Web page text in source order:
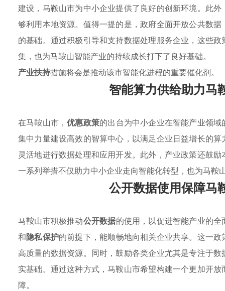
建设，马鞍山市为中小企业提供了良好的创新环境。此
够利用本地资源。值得一提的是，政府全面开放公共数
的基础。通过积极引导和支持数据处理服务企业，这些
集，也为马鞍山智能产业的持续成长打下了良好基础。
产业扶持措施将会是推动该市智能化进程的重要催化剂。
智能算力供给助力马
在马鞍山市，优惠政策的出台为中小企业在智能产业领
集中力量建设高效的智算中心，以满足企业日益增长的
灵活地进行数据处理和应用开发。此外，产业政策还鼓
一系列举措不仅助力中小企业走向智能化转型，也为马
公开数据使用保障马
马鞍山市积极推动公开数据的使用，以促进智能产业的
和隐私保护的前提下，能顺畅地向相关企业共享。这一
高质量的数据资源。同时，鼓励各类企业尤其是专注于
实基础。通过这种方式，马鞍山市希望构建一个更加开
障。